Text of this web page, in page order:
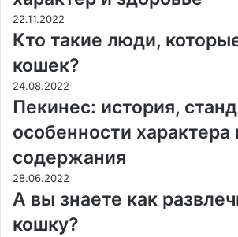
22.11.2022
Кто такие люди,
кошек?
24.08.2022
Пекинес: история,
особенности характера
содержания
28.06.2022
А вы знаете как
кошку?